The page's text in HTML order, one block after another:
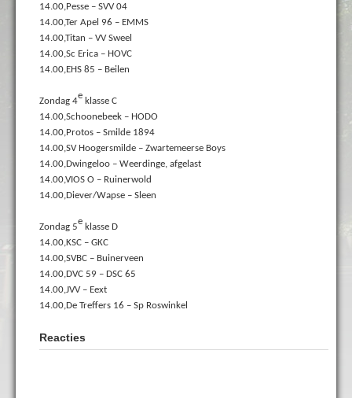
14.00,Pesse – SVV 04
14.00,Ter Apel 96 – EMMS
14.00,Titan – VV Sweel
14.00,Sc Erica – HOVC
14.00,EHS 85 – Beilen
Zondag 4e klasse C
14.00,Schoonebeek – HODO
14.00,Protos – Smilde 1894
14.00,SV Hoogersmilde – Zwartemeerse Boys
14.00,Dwingeloo – Weerdinge, afgelast
14.00,VIOS O – Ruinerwold
14.00,Diever/Wapse – Sleen
Zondag 5e klasse D
14.00,KSC – GKC
14.00,SVBC – Buinerveen
14.00,DVC 59 – DSC 65
14.00,JVV – Eext
14.00,De Treffers 16 – Sp Roswinkel
Reacties